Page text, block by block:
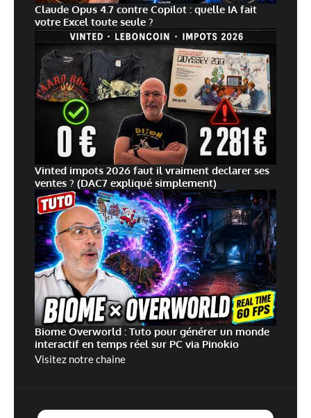
Claude Opus 4.7 contre Copilot : quelle IA fait
votre Excel toute seule ?
Vinted impots 2026 faut il vraiment declarer ses
ventes ? (DAC7 expliqué simplement)
Biome Overworld : Tuto pour générer un monde
interactif en temps réel sur PC via Pinokio
Visitez notre chaine